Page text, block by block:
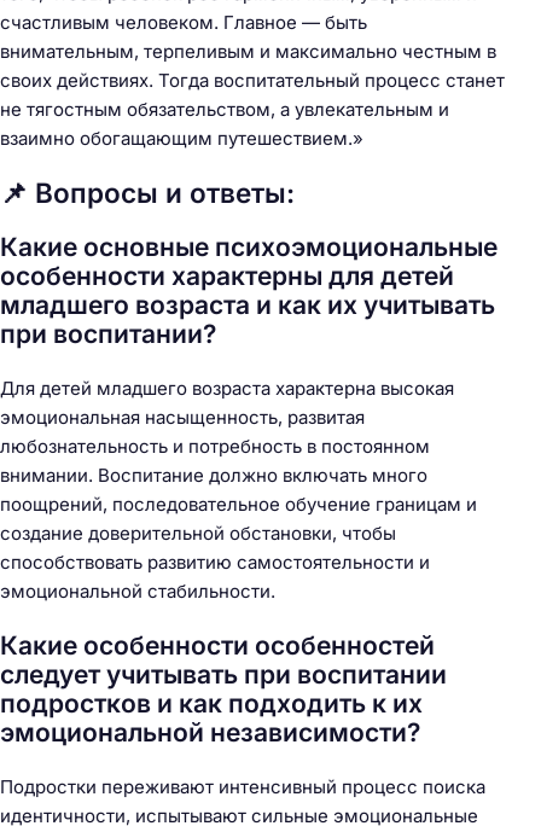
счастливым человеком. Главное — быть
внимательным, терпеливым и максимально честным в
своих действиях. Тогда воспитательный процесс станет
не тягостным обязательством, а увлекательным и
взаимно обогащающим путешествием.»
📌 Вопросы и ответы:
Какие основные психоэмоциональные
особенности характерны для детей
младшего возраста и как их учитывать
при воспитании?
Для детей младшего возраста характерна высокая
эмоциональная насыщенность, развитая
любознательность и потребность в постоянном
внимании. Воспитание должно включать много
поощрений, последовательное обучение границам и
создание доверительной обстановки, чтобы
способствовать развитию самостоятельности и
эмоциональной стабильности.
Какие особенности особенностей
следует учитывать при воспитании
подростков и как подходить к их
эмоциональной независимости?
Подростки переживают интенсивный процесс поиска
идентичности, испытывают сильные эмоциональные